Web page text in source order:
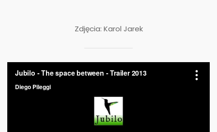
Zdjęcia: Karol Jarek